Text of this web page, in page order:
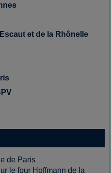
et de la Rhônelle
de Paris
le four Hoffmann de la